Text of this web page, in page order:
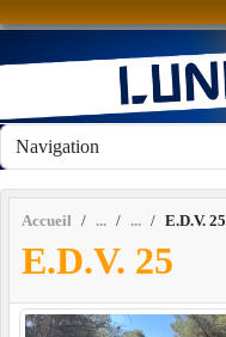
Accueil E.D.V. 25
E.D.V. 25